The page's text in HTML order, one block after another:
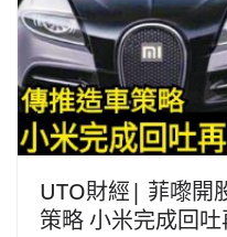
UTO財經| 菲嚟開
策略 小米完成回